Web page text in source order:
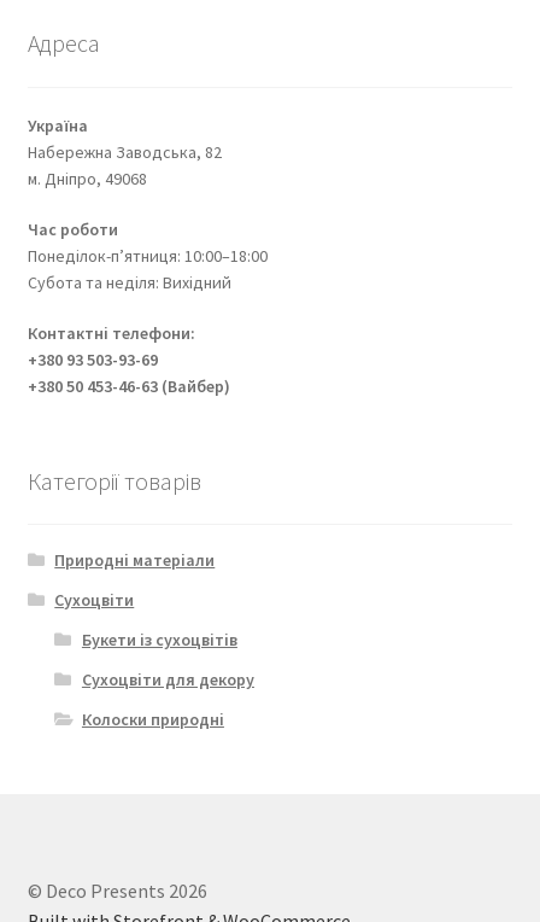
Адреса
Україна
Набережна Заводська, 82
м. Дніпро, 49068
Час роботи
Понеділок-п’ятниця: 10:00–18:00
Субота та неділя: Вихідний
Контактні телефони:
+380 93 503-93-69
+380 50 453-46-63 (Вайбер)
Категорії товарів
Природні матеріали
Сухоцвіти
Букети із сухоцвітів
Сухоцвіти для декору
Колоски природні
© Deco Presents 2026